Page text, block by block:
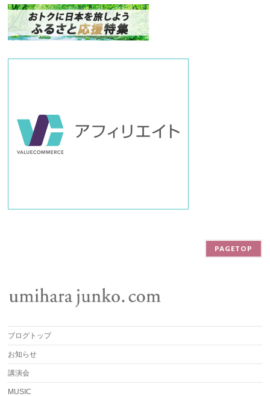
ン
バ
ー
PAGETOP
ブログトップ
お知らせ
講演会
MUSIC